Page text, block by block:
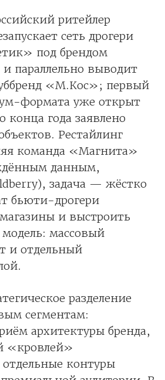
ритейлер
сеть дрогери
под брендом
параллельно выводит
«M.Кос»; первый
формата уже открыт
конца года заявлено
Рестайлинг
команда «Магнита»
данным,
задача — жёстко
бьюти-дрогери
и выстроить
массовый
и отдельный
разделение
сегментам:
архитектуры бренда,
«кровлей»
контуры